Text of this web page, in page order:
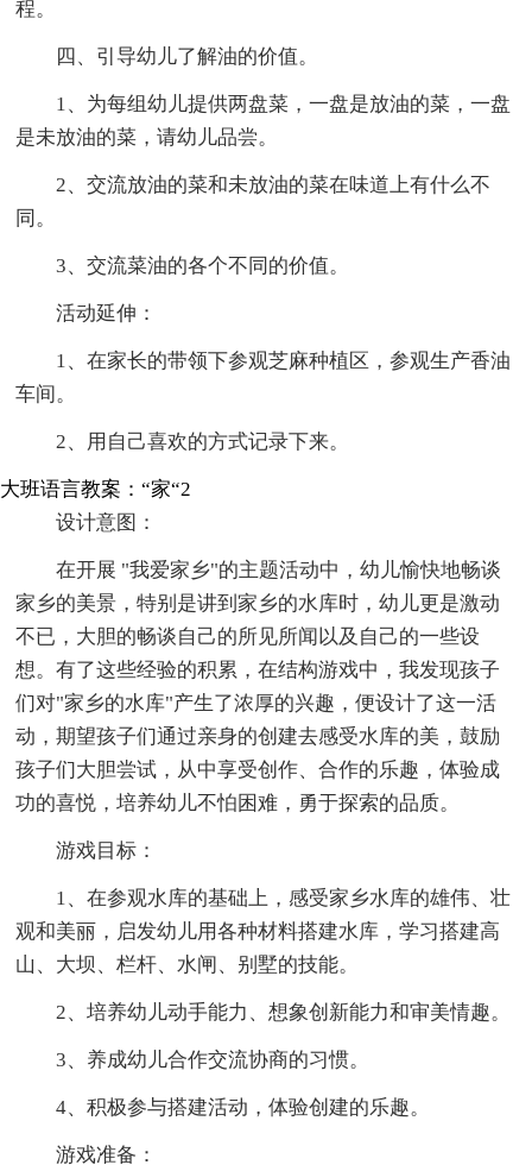
程。
四、引导幼儿了解油的价值。
1、为每组幼儿提供两盘菜，一盘是放油的菜，一盘
是未放油的菜，请幼儿品尝。
2、交流放油的菜和未放油的菜在味道上有什么不
同。
3、交流菜油的各个不同的价值。
活动延伸：
1、在家长的带领下参观芝麻种植区，参观生产香油
车间。
2、用自己喜欢的方式记录下来。
大班语言教案：“家“2
设计意图：
在开展 "我爱家乡"的主题活动中，幼儿愉快地畅谈
家乡的美景，特别是讲到家乡的水库时，幼儿更是激动
不已，大胆的畅谈自己的所见所闻以及自己的一些设
想。有了这些经验的积累，在结构游戏中，我发现孩子
们对"家乡的水库"产生了浓厚的兴趣，便设计了这一活
动，期望孩子们通过亲身的创建去感受水库的美，鼓励
孩子们大胆尝试，从中享受创作、合作的乐趣，体验成
功的喜悦，培养幼儿不怕困难，勇于探索的品质。
游戏目标：
1、在参观水库的基础上，感受家乡水库的雄伟、壮
观和美丽，启发幼儿用各种材料搭建水库，学习搭建高
山、大坝、栏杆、水闸、别墅的技能。
2、培养幼儿动手能力、想象创新能力和审美情趣。
3、养成幼儿合作交流协商的习惯。
4、积极参与搭建活动，体验创建的乐趣。
游戏准备：